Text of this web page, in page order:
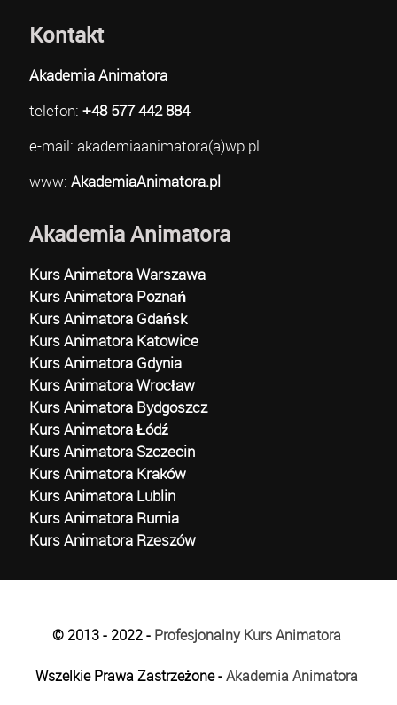
Kontakt
Akademia Animatora
telefon: +48 577 442 884
e-mail: akademiaanimatora(a)wp.pl
www: AkademiaAnimatora.pl
Akademia Animatora
Kurs Animatora Warszawa
Kurs Animatora Poznań
Kurs Animatora Gdańsk
Kurs Animatora Katowice
Kurs Animatora Gdynia
Kurs Animatora Wrocław
Kurs Animatora Bydgoszcz
Kurs Animatora Łódź
Kurs Animatora Szczecin
Kurs Animatora Kraków
Kurs Animatora Lublin
Kurs Animatora Rumia
Kurs Animatora Rzeszów
© 2013 - 2022 - Profesjonalny Kurs Animatora
Wszelkie Prawa Zastrzeżone -Akademia Animatora